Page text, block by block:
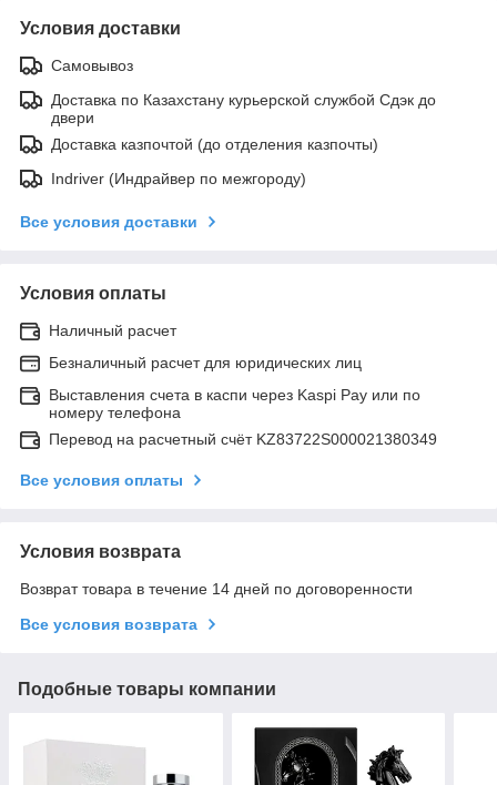
Условия доставки
Самовывоз
Доставка по Казахстану курьерской службой Сдэк до
двери
Доставка казпочтой (до отделения казпочты)
Indriver (Индрайвер по межгороду)
Все условия доставки
Условия оплаты
Наличный расчет
Безналичный расчет для юридических лиц
Выставления счета в каспи через Kaspi Pay или по
номеру телефона
Перевод на расчетный счёт KZ83722S000021380349
Все условия оплаты
Условия возврата
Возврат товара в течение 14 дней по договоренности
Все условия возврата
Подобные товары компании